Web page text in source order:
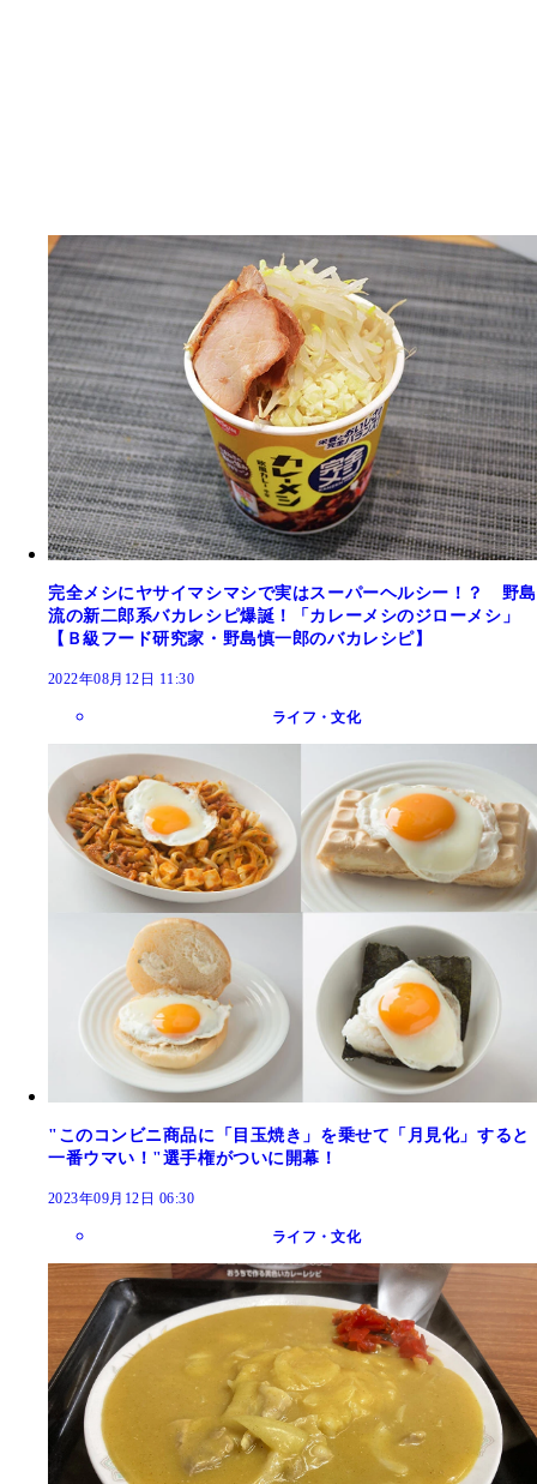
完全メシにヤサイマシマシで実はスーパーヘルシー！？ 野島
流の新二郎系バカレシピ爆誕！「カレーメシのジローメシ」
【Ｂ級フード研究家・野島慎一郎のバカレシピ】
2022年08月12日 11:30
ライフ・文化
"このコンビニ商品に「目玉焼き」を乗せて「月見化」すると
一番ウマい！"選手権がついに開幕！
2023年09月12日 06:30
ライフ・文化